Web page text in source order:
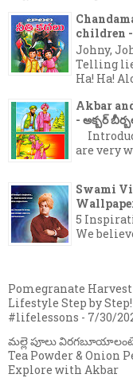
children
Johny,
Telling
Ha! Ha!
Akbar
- అక్బర్
are very
Swami
5
We
Pomegranate
Lifestyle Step by
#lifelessons - 7/30/
మల్లె పూలు
Tea Powder & Onion
Explore with Akbar